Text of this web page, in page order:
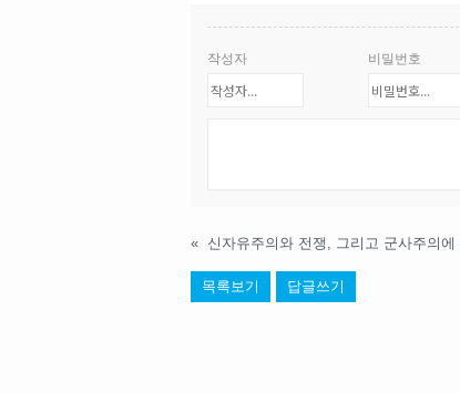
작성자 비밀번호
«
목록보기 답글쓰기